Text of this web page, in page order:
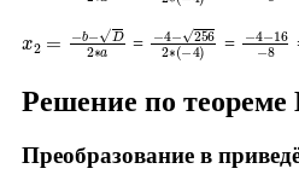
b−D2∗ = −4−256 (−4)
= −4−16
Решение по теореме
Преобразование в